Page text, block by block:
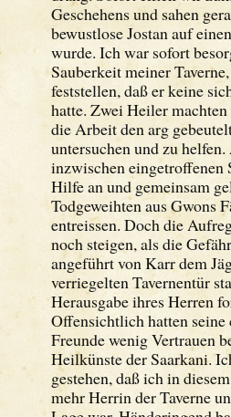
Geschehens und sahen
bewustlose Jostan auf
wurde. Ich war sofort
Sauberkeit meiner
feststellen, daß er keine
hatte. Zwei Heiler
die Arbeit den arg
untersuchen und zu
inzwischen eingetroffenen
Hilfe an und gemeinsam
Todgeweihten aus Gwons
entreissen. Doch die
noch steigen, als die
angeführt von Karr dem
verriegelten Tavernentür
Herausgabe ihres Herren
Offensichtlich hatten seine
Freunde wenig Vertrauen
Heilkünste der Saarkani.
gestehen, daß ich in
mehr Herrin der Taverne